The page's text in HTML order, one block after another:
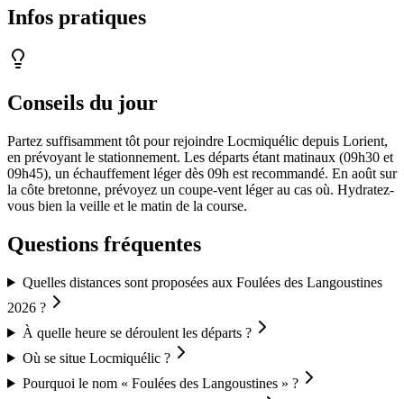
Infos pratiques
Conseils du jour
Partez suffisamment tôt pour rejoindre Locmiquélic depuis Lorient,
en prévoyant le stationnement. Les départs étant matinaux (09h30 et
09h45), un échauffement léger dès 09h est recommandé. En août sur
la côte bretonne, prévoyez un coupe-vent léger au cas où. Hydratez-
vous bien la veille et le matin de la course.
Questions fréquentes
Quelles distances sont proposées aux Foulées des Langoustines
2026 ?
À quelle heure se déroulent les départs ?
Où se situe Locmiquélic ?
Pourquoi le nom « Foulées des Langoustines » ?